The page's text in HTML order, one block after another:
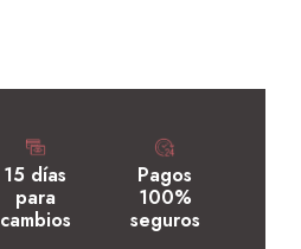
15 días
para
cambios
Pagos
100%
seguros